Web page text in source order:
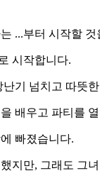
...부터 시작할
시작합니다.
기 넘치고 따뜻
배우고 파티를
빠졌습니다.
지만, 그래도 그